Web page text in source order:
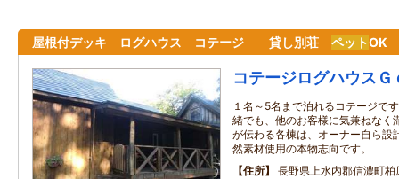
屋根付デッキ ログハウス コテージ 貸し別荘 ペットOK
コテージログハウス
１名～5名まで泊れるコテージで
緒でも、他のお客様に気兼ねなく
が伝わる各棟は、オーナー自ら設
然素材使用の本物志向です。
住所
長野県上水内郡信濃町